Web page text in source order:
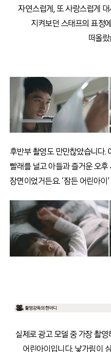
자연스럽게, 또 사랑스럽게
지켜보던 스태프의 표정
떠올
후반부 촬영도 만만찮았습니다.
빨래를 널고 아들과 즐거운 오
장면이었거든요. ‘잠든 어린아이
실제로 광고 모델 중 가장 촬
어린아이입니다. 낯가림이